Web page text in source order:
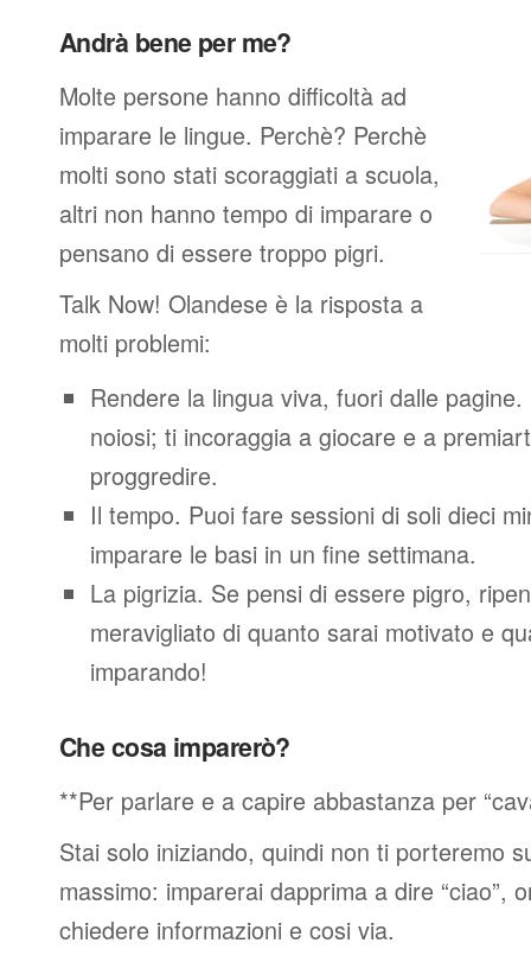
Andrà bene per me?
Molte persone hanno difficoltà ad
imparare le lingue. Perchè? Perchè
molti sono stati scoraggiati a scuola,
altri non hanno tempo di imparare o
pensano di essere troppo pigri.
Talk Now! Olandese è la risposta a
molti problemi:
Rendere la lingua viva, fuori dalle
noiosi; ti incoraggia a giocare e a
proggredire.
Il tempo. Puoi fare sessioni di soli dieci
imparare le basi in un fine settimana.
La pigrizia. Se pensi di essere pigro,
meravigliato di quanto sarai motivato e
imparando!
Che cosa imparerò?
**Per parlare e a capire abbastanza per
Stai solo iniziando, quindi non ti porteremo
massimo: imparerai dapprima a dire “ciao”,
chiedere informazioni e cosi via.